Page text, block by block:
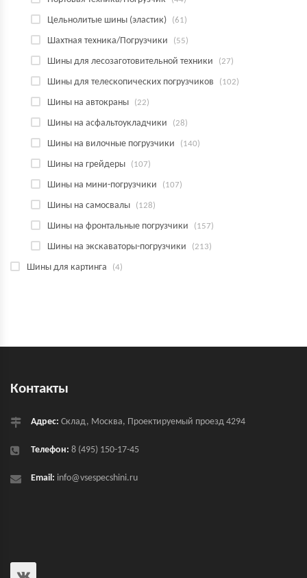
Цельнолитые шины (эластик) (61)
Шахтная техника/Погрузчики (55)
Шины для лесозаготовительной техники (27)
Шины для телескопических погрузчиков (102)
Шины на автокраны (22)
Шины на асфальтоукладчики (28)
Шины на вилочные погрузчики (140)
Шины на грейдеры (107)
Шины на мини-погрузчики (107)
Шины на самосвалы (128)
Шины на фронтальные погрузчики (157)
Шины на экскаваторы-погрузчики (213)
Шины для картинга (4)
Контакты
Адрес: Склад, Москва, Проектируемый проезд 4294
Телефон: 8 (495) 150-17-45
Email: info@vsespecshini.ru